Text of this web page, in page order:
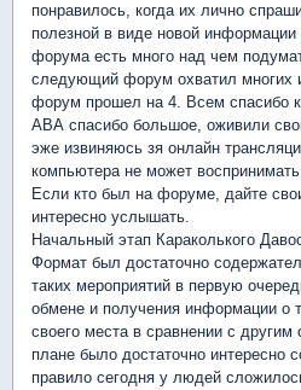
понравилось, когда их лично
полезной в виде новой
форума есть много над чем
следующий форум охватил многих
форум прошел на 4. Всем спасибо
АВА спасибо большое, оживили
эже извиняюсь зя онлайн
компьютера не может
Если кто был на форуме, дайте
интересно услышать.
Начальный этап Караколького
Формат был достаточно
таких мероприятий в первую
обмене и получения информации о
своего места в сравнении с
плане было достаточно интересно
правило сегодня у людей